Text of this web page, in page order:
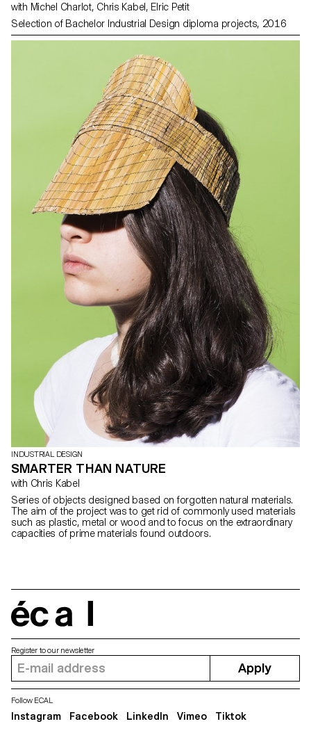
with Michel Charlot, Chris Kabel, Elric Petit
Selection of Bachelor Industrial Design diploma projects, 2016
INDUSTRIAL DESIGN
SMARTER THAN NATURE
with Chris Kabel
Series of objects designed based on forgotten natural materials.
The aim of the project was to get rid of commonly used materials
such as plastic, metal or wood and to focus on the extraordinary
capacities of prime materials found outdoors.
Register to our newsletter
Apply
Follow ECAL
Instagram Facebook LinkedIn Vimeo Tiktok